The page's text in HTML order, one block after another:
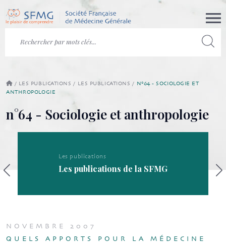
/ LES PUBLICATIONS / LES PUBLICATIONS / N°64 - SOCIOLOGIE ET
ANTHROPOLOGIE
n°64 - Sociologie et anthropologie
Les publications
Les publications de la SFMG
NOVEMBRE 2007
QUELS APPORTS POUR LA MÉDECINE